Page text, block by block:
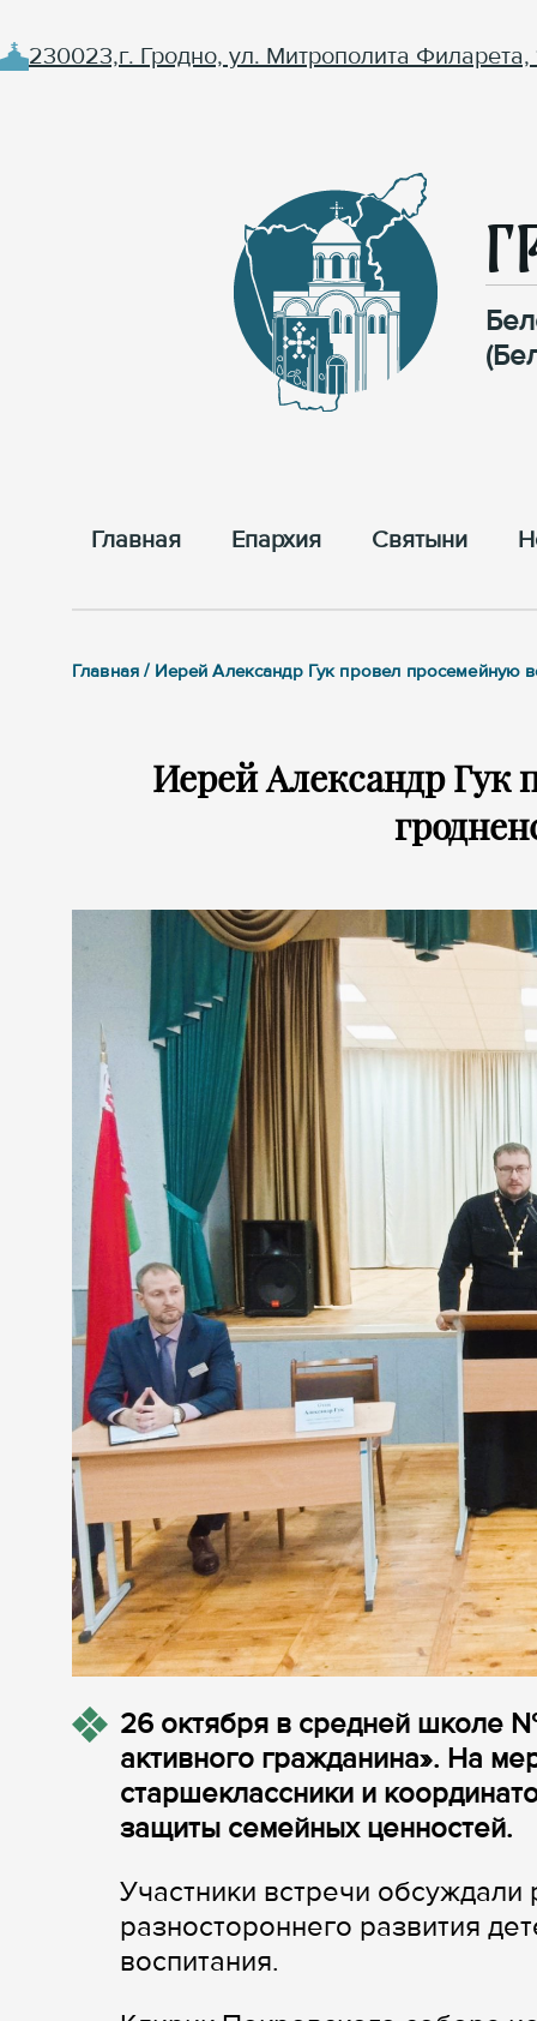
230023,г. Гродно, ул. Митрополита Филарета,
Главная Епархия Cвятыни
Главная / Иерей Александр Гук провел просемейную
Иерей Александр Гук
26 октября в средней школе
активного гражданина». На
старшеклассники и
защиты семейных ценностей.
Участники встречи
разностороннего развития
воспитания.